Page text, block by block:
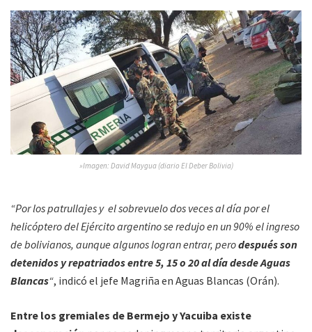
»Imagen: David Maygua (diario El Deber Bolivia)
“Por los patrullajes y el sobrevuelo dos veces al día por el
helicóptero del Ejército argentino se redujo en un 90% el ingreso
de bolivianos, aunque algunos logran entrar, perodespués son
detenidos y repatriados entre 5, 15 o 20 al día desde Aguas
Blancas“, indicó el jefe Magriña en Aguas Blancas (Orán).
Entre los gremiales de Bermejo y Yacuiba existe